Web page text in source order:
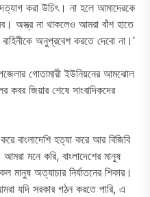
করা উচিৎ। না হলে আমাদেরকে
অস্ত্র না থাকলেও আমরা বাঁশ হাতে
অনুপ্রবেশ করতে দেবো না।’
গোতামারী ইউনিয়নের আমঝোল
কবর জিয়ার শেষে সাংবাদিকদের
বাংলাদেশি হত্যা করে আর বিজিবি
মনে করি, বাংলাদেশের মানুষ
মানুষ অত্যাচার নির্যাতনের শিকার।
যদি সরকার গঠন করতে পারি, এ